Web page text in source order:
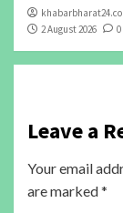
2 August 2026
0
Leave a
Your email
are marked*